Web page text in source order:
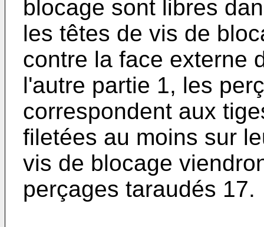
blocage sont libres
les têtes de vis de
contre la face externe
l'autre partie 1, les
correspondent aux
filetées au moins sur
vis de blocage
perçages taraudés 17.